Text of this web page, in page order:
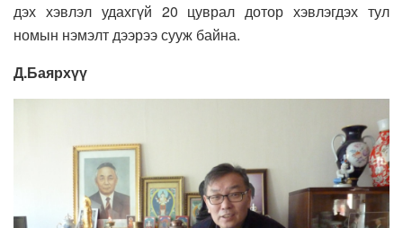
дэх хэвлэл удахгүй 20 цуврал дотор хэвлэгдэх тул
номын нэмэлт дээрээ сууж байна.
Д.Баярхүү